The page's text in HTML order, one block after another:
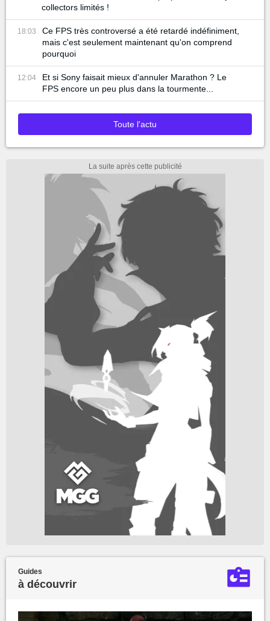
collectors limités !
18:03
Ce FPS très controversé a été retardé indéfiniment,
mais c'est seulement maintenant qu'on comprend
pourquoi
12:04
Et si Sony faisait mieux d'annuler Marathon ? Le
FPS encore un peu plus dans la tourmente...
Toute l'actu
Guides
à découvrir